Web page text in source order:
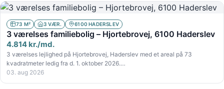
73 M² 3 VÆR. 6100 HADERSLEV
3 værelses familiebolig – Hjortebrovej, 6100 Haderslev
4.814 kr./md.
3 værelses lejlighed på Hjortebrovej, Haderslev med et areal på 73
kvadratmeter ledig fra d. 1. oktober 2026.…
03. aug 2026